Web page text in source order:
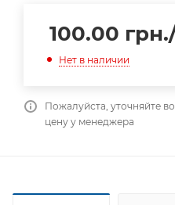
100.00 грн.
Нет в наличии
Пожалуйста, уточняйте
цену у менеджера